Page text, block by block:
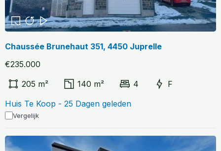
Chaussée Brunehaut 351, 4450 Juprelle
€235.000
205 m²
140 m² 4
F
Huis Te Koop - 25 Dagen geleden
Vergelijk